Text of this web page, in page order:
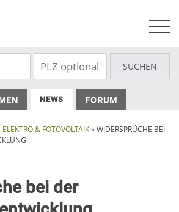
NEWS FORUM
ELEKTRO & FOTOVOLTAIK»WIDERSPRÜCHE BEI
bei der